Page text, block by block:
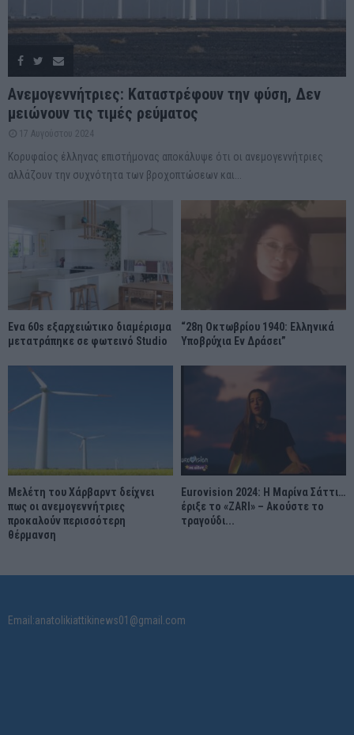
Ανεμογεννήτριες: Καταστρέφουν την φύση, Δεν
μειώνουν τις τιμές ρεύματος
17 Αυγούστου 2024
Κορυφαίος έλληνας επιστήμονας αποκάλυψε ότι οι ανεμογεννήτριες
αλλάζουν την συχνότητα των βροχοπτώσεων και...
Ένα 60s εξαρχειώτικο διαμέρισμα
μετατράπηκε σε φωτεινό Studio
“28η Οκτωβρίου 1940: Ελληνικά
Υποβρύχια Εν Δράσει”
Μελέτη του Χάρβαρντ δείχνει
πως οι ανεμογεννήτριες
προκαλούν περισσότερη
θέρμανση
Eurovision 2024: Η Μαρίνα Σάττι…
έριξε το «ZARI» – Ακούστε το
τραγούδι...
Email:anatolikiattikinews01@gmail.com